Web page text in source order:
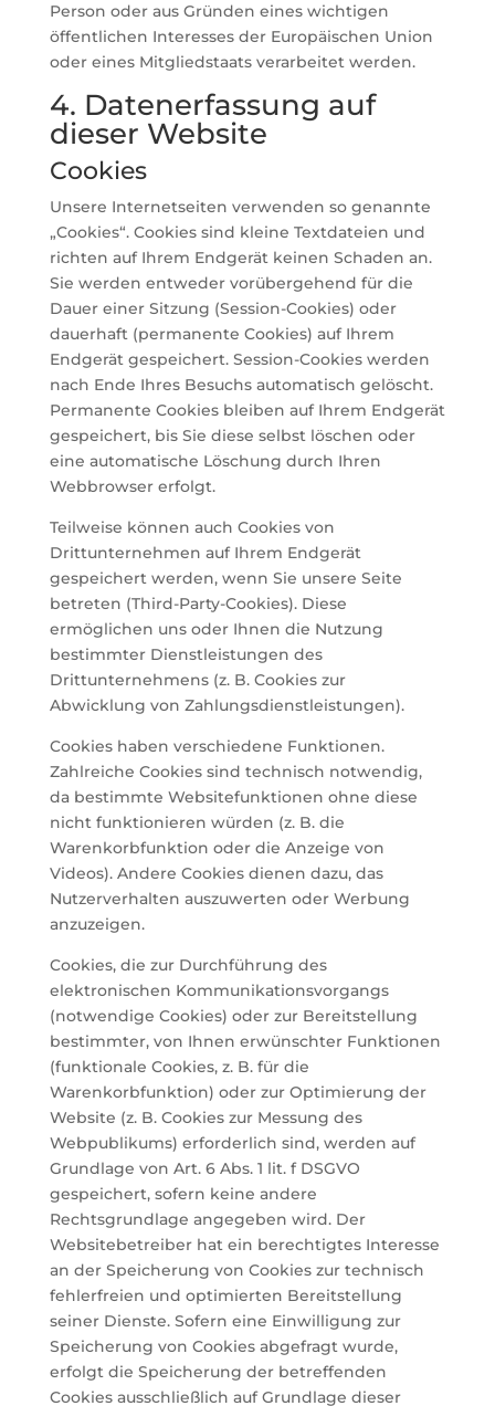
Person oder aus Gründen eines wichtigen
öffentlichen Interesses der Europäischen Union
oder eines Mitgliedstaats verarbeitet werden.
4. Datenerfassung auf
dieser Website
Cookies
Unsere Internetseiten verwenden so genannte
„Cookies“. Cookies sind kleine Textdateien und
richten auf Ihrem Endgerät keinen Schaden an.
Sie werden entweder vorübergehend für die
Dauer einer Sitzung (Session-Cookies) oder
dauerhaft (permanente Cookies) auf Ihrem
Endgerät gespeichert. Session-Cookies werden
nach Ende Ihres Besuchs automatisch gelöscht.
Permanente Cookies bleiben auf Ihrem Endgerät
gespeichert, bis Sie diese selbst löschen oder
eine automatische Löschung durch Ihren
Webbrowser erfolgt.
Teilweise können auch Cookies von
Drittunternehmen auf Ihrem Endgerät
gespeichert werden, wenn Sie unsere Seite
betreten (Third-Party-Cookies). Diese
ermöglichen uns oder Ihnen die Nutzung
bestimmter Dienstleistungen des
Drittunternehmens (z. B. Cookies zur
Abwicklung von Zahlungsdienstleistungen).
Cookies haben verschiedene Funktionen.
Zahlreiche Cookies sind technisch notwendig,
da bestimmte Websitefunktionen ohne diese
nicht funktionieren würden (z. B. die
Warenkorbfunktion oder die Anzeige von
Videos). Andere Cookies dienen dazu, das
Nutzerverhalten auszuwerten oder Werbung
anzuzeigen.
Cookies, die zur Durchführung des
elektronischen Kommunikationsvorgangs
(notwendige Cookies) oder zur Bereitstellung
bestimmter, von Ihnen erwünschter Funktionen
(funktionale Cookies, z. B. für die
Warenkorbfunktion) oder zur Optimierung der
Website (z. B. Cookies zur Messung des
Webpublikums) erforderlich sind, werden auf
Grundlage von Art. 6 Abs. 1 lit. f DSGVO
gespeichert, sofern keine andere
Rechtsgrundlage angegeben wird. Der
Websitebetreiber hat ein berechtigtes Interesse
an der Speicherung von Cookies zur technisch
fehlerfreien und optimierten Bereitstellung
seiner Dienste. Sofern eine Einwilligung zur
Speicherung von Cookies abgefragt wurde,
erfolgt die Speicherung der betreffenden
Cookies ausschließlich auf Grundlage dieser